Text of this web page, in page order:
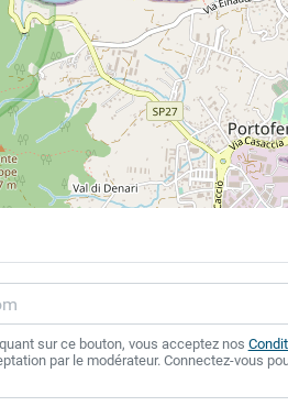
sur ce bouton, vous acceptez nos
par le modérateur. Connectez-vous